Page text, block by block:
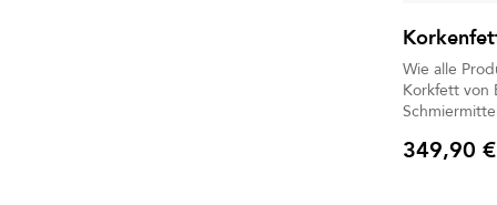
Wie alle
Korkfett von
Schmiermittel für
zwischen
Preis
349,90 €